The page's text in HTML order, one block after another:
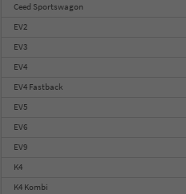
Ceed Sportswagon
EV2
EV3
EV4
EV4 Fastback
EV5
EV6
EV9
K4
K4 Kombi